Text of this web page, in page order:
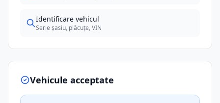
Identificare vehicul
Serie șasiu, plăcuțe, VIN
Vehicule acceptate